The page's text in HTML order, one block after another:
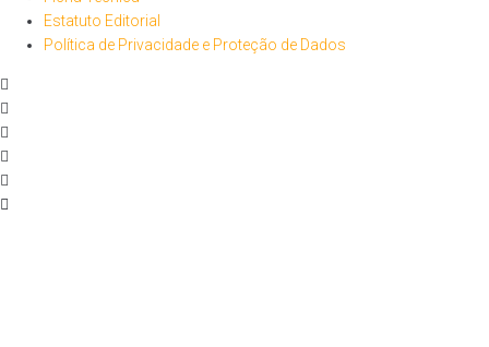
Estatuto Editorial
Política de Privacidade e Proteção de Dados